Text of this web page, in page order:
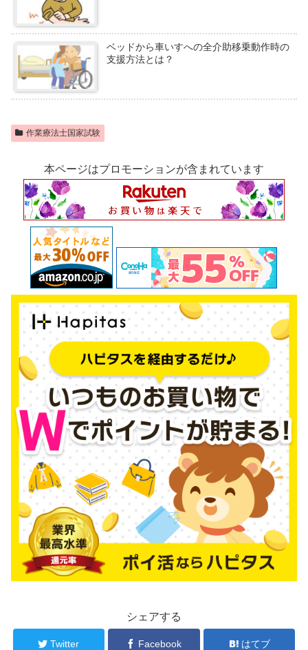
ベッドから車いすへの全介助移乗動作時の
支援方法とは？
作業療法士国家試験
本ページはプロモーションが含まれています
シェアする
Twitter Facebook はてブ